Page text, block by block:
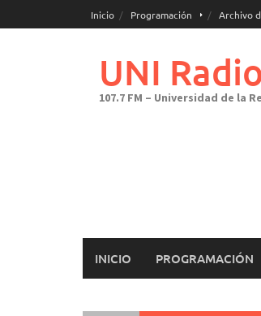
al
Inicio Programación Archivo
UNI
107.7 FM – Universidad de la
INICIO PROGRAMACIÓN